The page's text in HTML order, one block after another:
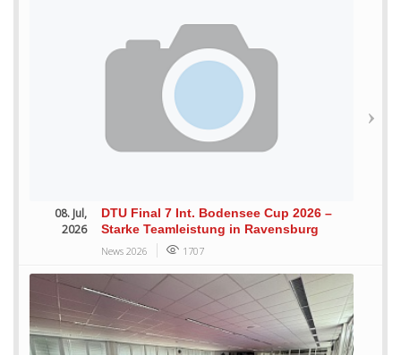
08. Jul,
2026
DTU Final 7 Int. Bodensee Cup 2026 –
Starke Teamleistung in Ravensburg
News 2026 1707